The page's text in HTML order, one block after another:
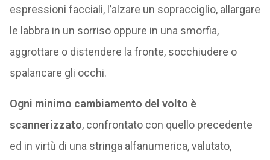
espressioni facciali, l’alzare un sopracciglio, allargare
le labbra in un sorriso oppure in una smorfia,
aggrottare o distendere la fronte, socchiudere o
spalancare gli occhi.
Ogni minimo cambiamento del volto è
scannerizzato, confrontato con quello precedente
ed in virtù di una stringa alfanumerica, valutato,